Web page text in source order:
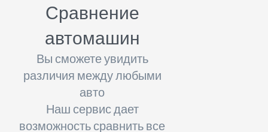
Сравнение
автомашин
Вы сможете увидить
различия между любыми
авто
Наш сервис дает
возможность сравнить все